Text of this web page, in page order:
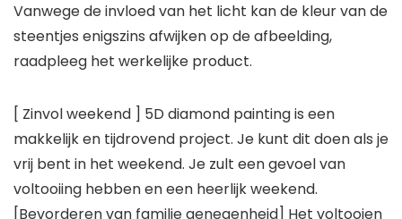
Vanwege de invloed van het licht kan de kleur van de
steentjes enigszins afwijken op de afbeelding,
raadpleeg het werkelijke product.
[ Zinvol weekend ] 5D diamond painting is een
makkelijk en tijdrovend project. Je kunt dit doen als je
vrij bent in het weekend. Je zult een gevoel van
voltooiing hebben en een heerlijk weekend.
[Bevorderen van familie genegenheid] Het voltooien